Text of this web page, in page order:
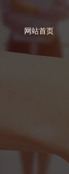
网站首页